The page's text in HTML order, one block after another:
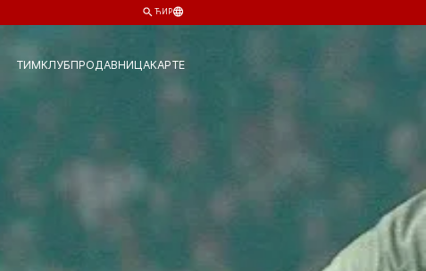
ЋИР
ТИМКЛУБПРОДАВНИЦАКАРТЕ